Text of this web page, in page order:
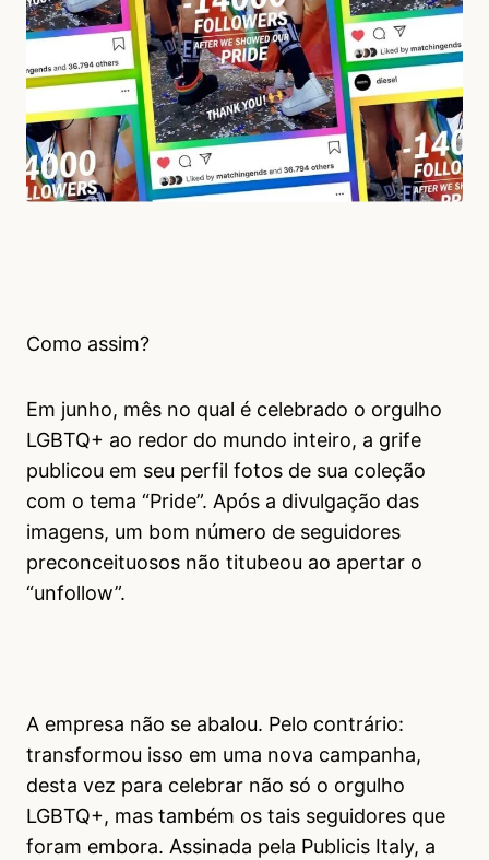
Como assim?
Em junho, mês no qual é celebrado o orgulho
LGBTQ+ ao redor do mundo inteiro, a grife
publicou em seu perfil fotos de sua coleção
com o tema “Pride”. Após a divulgação das
imagens, um bom número de seguidores
preconceituosos não titubeou ao apertar o
“unfollow”.
A empresa não se abalou. Pelo contrário:
transformou isso em uma nova campanha,
desta vez para celebrar não só o orgulho
LGBTQ+, mas também os tais seguidores que
foram embora. Assinada pela Publicis Italy, a